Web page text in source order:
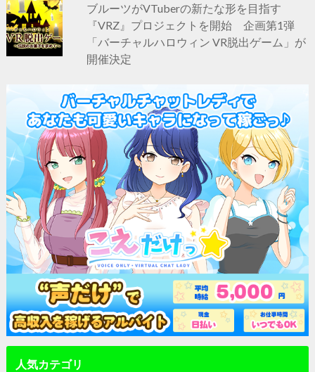
ブルーツがVTuberの新たな形を目指す
『VRZ』プロジェクトを開始 企画第1弾
「バーチャルハロウィン VR脱出ゲーム」が
開催決定
人気カテゴリ